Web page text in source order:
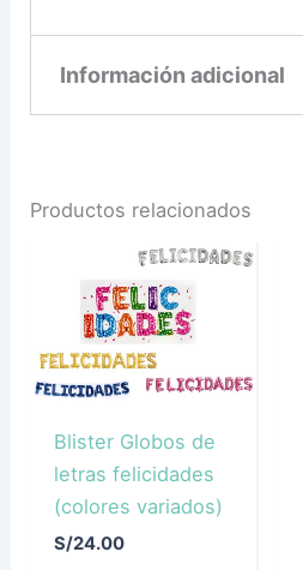
Información adicional
Productos relacionados
Blister Globos de
letras felicidades
(colores variados)
S/24.00